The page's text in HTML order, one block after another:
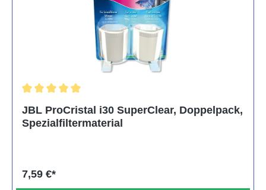
JBL ProCristal i30 SuperClear, Doppelpack,
Spezialfiltermaterial
7,59 €*